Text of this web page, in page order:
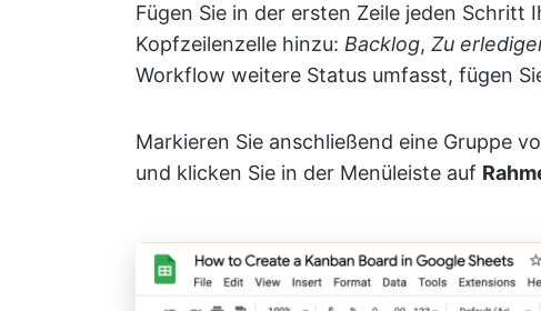
Fügen Sie in der ersten Zeile jeden Schritt
Kopfzeilenzelle hinzu: Backlog, Zu
Workflow weitere Status umfasst, fügen
Markieren Sie anschließend eine Gruppe
und klicken Sie in der Menüleiste auf